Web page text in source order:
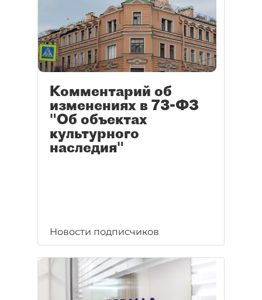
Комментарий об
изменениях в 73-ФЗ
"Об объектах
культурного
наследия"
Новости подписчиков